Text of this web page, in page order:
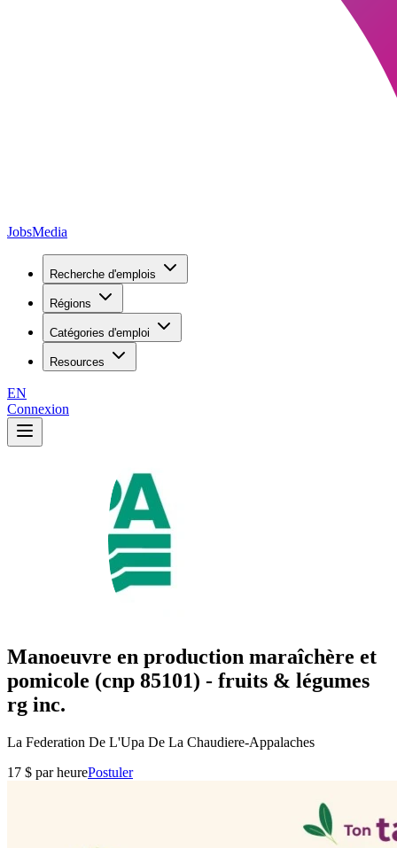
JobsMedia
Recherche d'emplois
Régions
Catégories d'emploi
Resources
EN
Connexion
Manoeuvre en production maraîchère et
pomicole (cnp 85101) - fruits & légumes
rg inc.
La Federation De L'Upa De La Chaudiere-Appalaches
17 $ par heurePostuler